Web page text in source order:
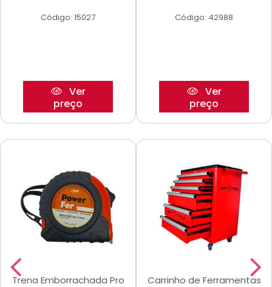
Código: 15027
Ver
preço
Código: 42988
Ver
preço
Trena Emborrachada Pro
Carrinho de Ferramentas